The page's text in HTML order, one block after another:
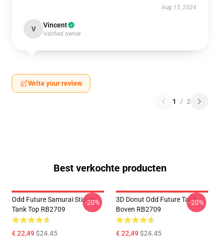
Aug 15, 2024
V Vincent
Verified owner
Write your review
1 / 2
Best verkochte producten
Odd Future Samurai Sticker
Tank Top RB2709
€ 22,49$24.45
-20%
3D Donut Odd Future Tank
Boven RB2709
€ 22,49$24.45
-20%